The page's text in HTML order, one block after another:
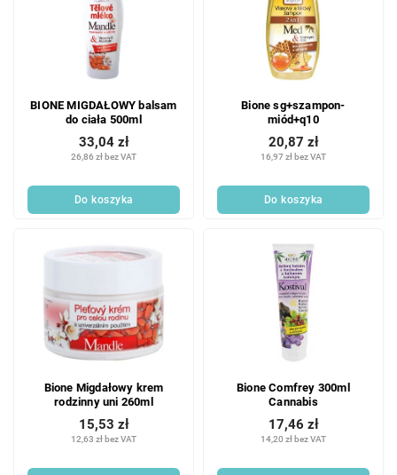
BIONE MIGDAŁOWY balsam
do ciała 500ml
26,86 zł bez VAT
33,04 zł
Do koszyka
Bione sg+szampon-
miód+q10
16,97 zł bez VAT
20,87 zł
Do koszyka
Bione Migdałowy krem
rodzinny uni 260ml
12,63 zł bez VAT
15,53 zł
Bione Comfrey 300ml
Cannabis
14,20 zł bez VAT
17,46 zł